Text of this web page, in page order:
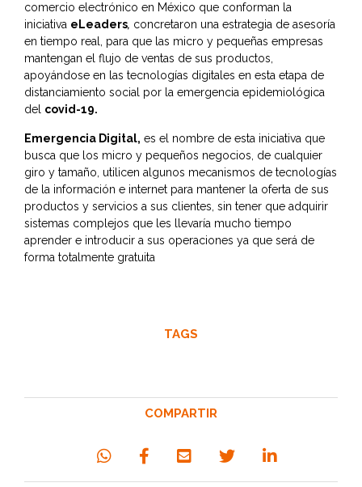
comercio electrónico en México que conforman la
iniciativa eLeaders, concretaron una estrategia de asesoría
en tiempo real, para que las micro y pequeñas empresas
mantengan el flujo de ventas de sus productos,
apoyándose en las tecnologías digitales en esta etapa de
distanciamiento social por la emergencia epidemiológica
del covid-19.
Emergencia Digital, es el nombre de esta iniciativa que
busca que los micro y pequeños negocios, de cualquier
giro y tamaño, utilicen algunos mecanismos de tecnologías
de la información e internet para mantener la oferta de sus
productos y servicios a sus clientes, sin tener que adquirir
sistemas complejos que les llevaría mucho tiempo
aprender e introducir a sus operaciones ya que será de
forma totalmente gratuita
TAGS
COMPARTIR